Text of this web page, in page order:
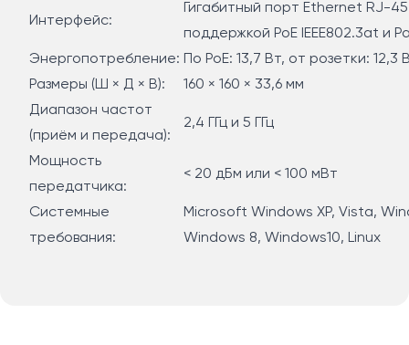
Интерфейс:
Гигабитный порт Ethernet RJ-
поддержкой PoE IEEE802.3at и
Энергопотребление:
По PoE: 13,7 Вт, от розетки: 12,3
Размеры (Ш × Д × В):
160 × 160 × 33,6 мм
Диапазон частот
(приём и передача):
2,4 ГГц и 5 ГГц
Мощность
передатчика:
< 20 дБм или < 100 мВт
Системные
требования:
Microsoft Windows XP, Vista,
Windows 8, Windows10, Linux